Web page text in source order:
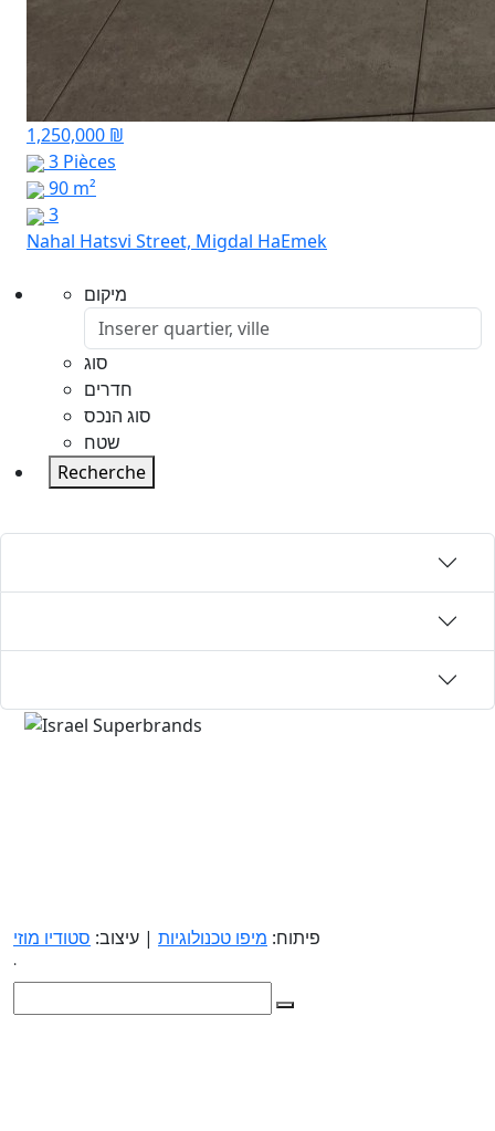
1,250,000 ₪
3 Pièces
90 m²
3
Nahal Hatsvi Street, Migdal HaEmek
מיקום
סוג
חדרים
סוג הנכס
שטח
Recherche
פיתוח: מיפו טכנולוגיות | עיצוב: סטודיו מוזי
.